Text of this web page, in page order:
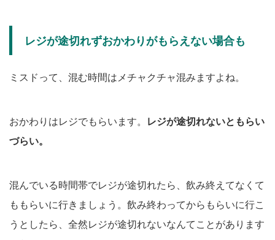
レジが途切れずおかわりがもらえない場合も
ミスドって、混む時間はメチャクチャ混みますよね。
おかわりはレジでもらいます。 レジが途切れないともらい
づらい。
混んでいる時間帯でレジが途切れたら、飲み終えてなくて
ももらいに行きましょう。飲み終わってからもらいに行こ
うとしたら、全然レジが途切れないなんてことがあります